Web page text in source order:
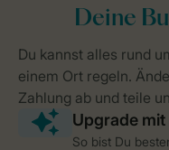
So bist Du